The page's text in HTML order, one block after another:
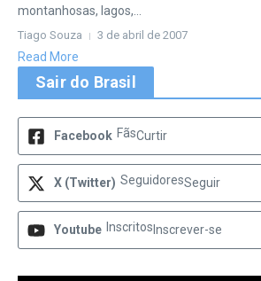
montanhosas, lagos,...
Tiago Souza 3 de abril de 2007
Read More
Sair do Brasil
Facebook FãsCurtir
X (Twitter) SeguidoresSeguir
Youtube Inscritos Inscrever-se